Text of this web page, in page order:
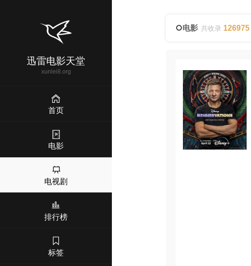
迅雷电影天堂
xunlei8.org
首页
电影
电视剧
排行榜
标签
电影 共收录 126975